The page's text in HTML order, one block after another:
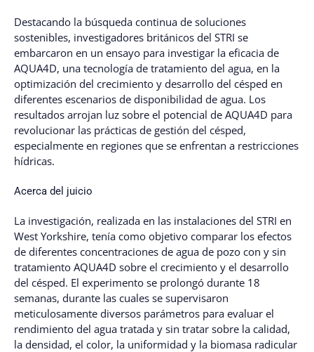
Destacando la búsqueda continua de soluciones
sostenibles, investigadores británicos del STRI se
embarcaron en un ensayo para investigar la eficacia de
AQUA4D, una tecnología de tratamiento del agua, en la
optimización del crecimiento y desarrollo del césped en
diferentes escenarios de disponibilidad de agua. Los
resultados arrojan luz sobre el potencial de AQUA4D para
revolucionar las prácticas de gestión del césped,
especialmente en regiones que se enfrentan a restricciones
hídricas.
Acerca del juicio
La investigación, realizada en las instalaciones del STRI en
West Yorkshire, tenía como objetivo comparar los efectos
de diferentes concentraciones de agua de pozo con y sin
tratamiento AQUA4D sobre el crecimiento y el desarrollo
del césped. El experimento se prolongó durante 18
semanas, durante las cuales se supervisaron
meticulosamente diversos parámetros para evaluar el
rendimiento del agua tratada y sin tratar sobre la calidad,
la densidad, el color, la uniformidad y la biomasa radicular